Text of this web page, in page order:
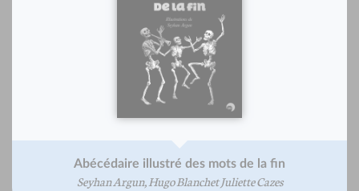
Abécédaire illustré des mots de la fin
Seyhan Argun, Hugo Blanchet Juliette Cazes